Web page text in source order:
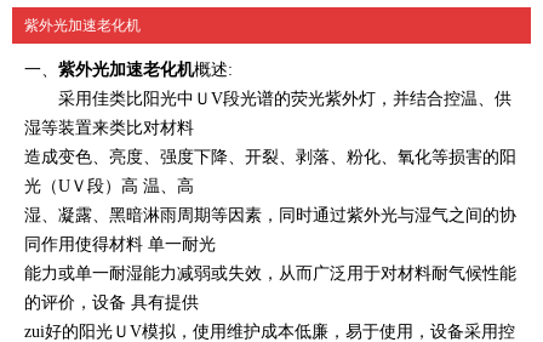
紫外光加速老化机
一、 紫外光加速老化机概述:
采用佳类比阳光中ＵV段光谱的荧光紫外灯，并结合控温、供
湿等装置来类比对材料
造成变色、亮度、强度下降、开裂、剥落、粉化、氧化等损害的阳
光（UＶ段）高 温、高
湿、凝露、黑暗淋雨周期等因素，同时通过紫外光与湿气之间的协
同作用使得材料 单一耐光
能力或单一耐湿能力减弱或失效，从而广泛用于对材料耐气候性能
的评价，设备 具有提供
zui好的阳光ＵV模拟，使用维护成本低廉，易于使用，设备采用控